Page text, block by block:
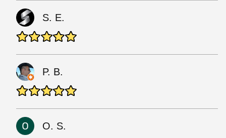
S. E.
P. B.
O. S.